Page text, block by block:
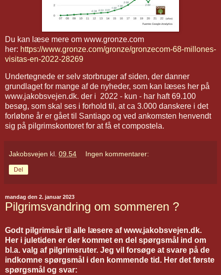
Du kan læse mere om www.gronze.com
her: https://www.gronze.com/gronze/gronzecom-68-millones-
visitas-en-2022-28269
Undertegnede er selv storbruger af siden, der danner
grundlaget for mange af de nyheder, som kan læses her på
www.jakobsvejen.dk. der i 2022 - kun - har haft 69.100
besøg, som skal ses i forhold til, at ca 3.000 danskere i det
forløbne år er gået til Santiago og ved ankomsten henvendt
sig på pilgrimskontoret for at få et compostela.
Jakobsvejen kl. 09.54 Ingen kommentarer:
Del
mandag den 2. januar 2023
Pilgrimsvandring om sommeren ?
Godt pilgrimsår til alle læsere af www.jakobsvejen.dk.
Her i juletiden er der kommet en del spørgsmål ind om
bl.a. valg af pilgrimsruter. Jeg vil forsøge at svare på de
indkomne spørgsmål i den kommende tid. Her det første
spørgsmål og svar: